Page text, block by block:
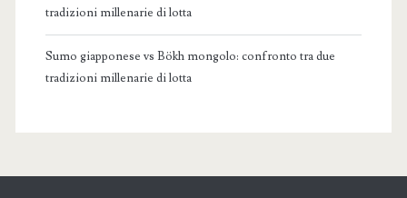
tradizioni millenarie di lotta
Sumo giapponese vs Bökh mongolo: confronto tra due
tradizioni millenarie di lotta